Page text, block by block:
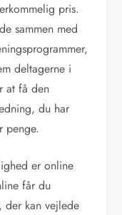
pris.
sammen med
deltagerne i
at få den
du har
penge.
er online
får du
kan vejlede